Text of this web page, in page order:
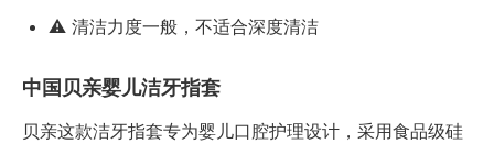
⚠️ 清洁力度一般，不适合深度清洁
中国贝亲婴儿洁牙指套
贝亲这款洁牙指套专为婴儿口腔护理设计，采用食品级硅